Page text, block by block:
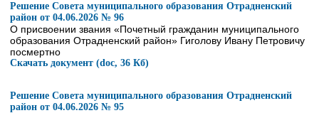
Решение Совета муниципального образования Отрадненский
район от 04.06.2026 № 96
О присвоении звания «Почетный гражданин муниципального
образования Отрадненский район» Гиголову Ивану Петровичу
посмертно
Скачать документ (doc, 36 Кб)
Решение Совета муниципального образования Отрадненский
район от 04.06.2026 № 95